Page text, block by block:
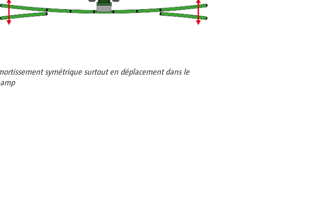
symétrique surtout en déplacement dans le